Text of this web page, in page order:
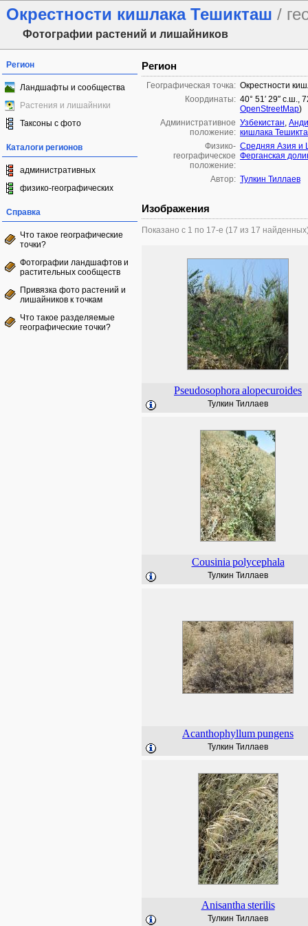
Окрестности кишлака Тешикташ /
Фотографии растений и лишайников
Регион
Ландшафты и сообщества
Растения и лишайники
Таксоны с фото
Каталоги регионов
административных
физико-географических
Справка
Что такое географические
точки?
Фотографии ландшафтов и
растительных сообществ
Привязка фото растений и
лишайников к точкам
Что такое разделяемые
географические точки?
Регион
Географическая точка: Окрестности
Координаты: 40° 51′ 29″ с.ш.,
OpenStreetMap)
Административное
положение:
Узбекистан,
кишлака
Физико-
географическое
положение:
Средняя Азия и
Ферганская
Автор: Тулкин Тиллаев
Изображения
Показано с 1 по 17-е (17 из 17
Pseudosophora alopecuroides
Тулкин Тиллаев
Cousinia polycephala
Тулкин Тиллаев
Acanthophyllumpungens
Тулкин Тиллаев
Anisantha sterilis
Тулкин Тиллаев